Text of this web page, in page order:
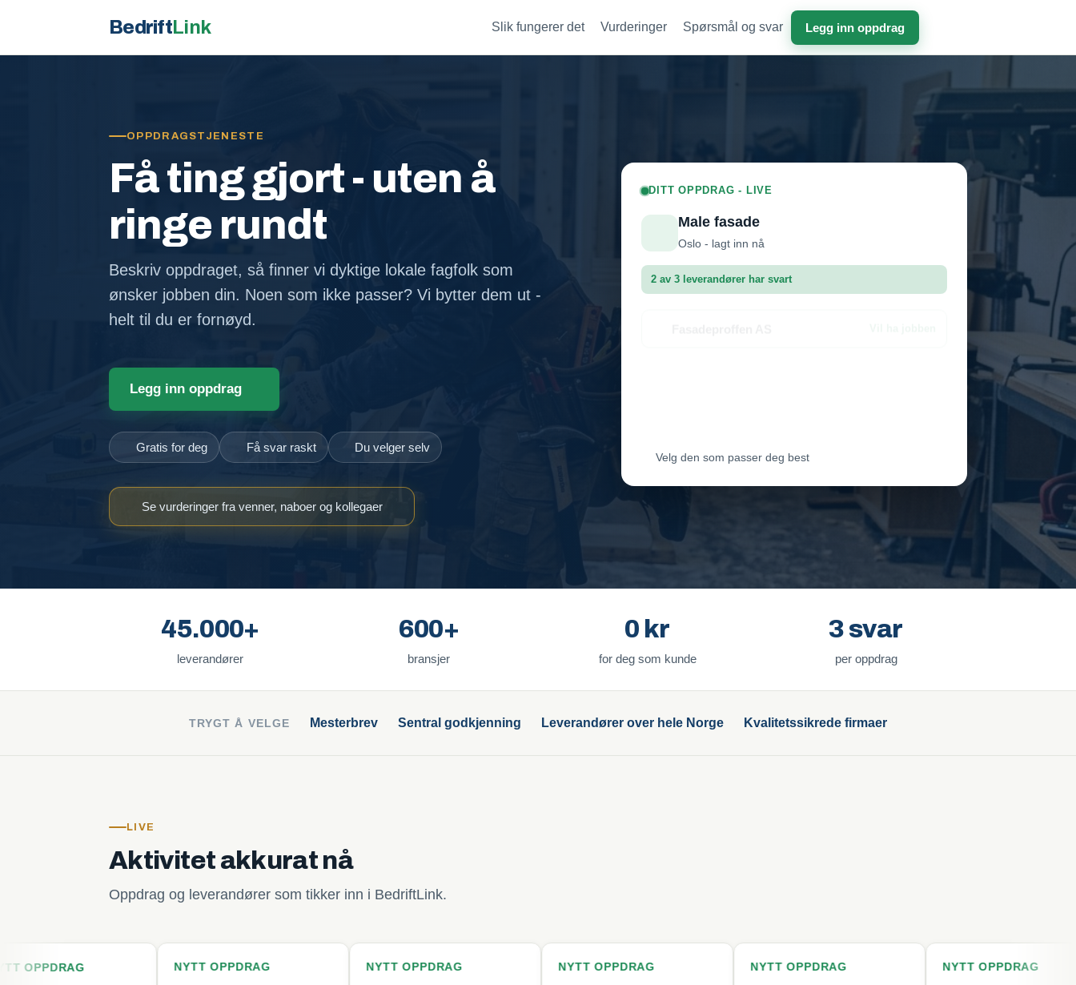
BedriftLink Slik fungerer det Vurderinger Spørsmål og svar Legg inn oppdrag
OPPDRAGSTJENESTE
Få ting gjort - uten å
ringe rundt
Beskriv oppdraget, så finner vi dyktige lokale fagfolk som
ønsker jobben din. Noen som ikke passer? Vi bytter dem ut -
helt til du er fornøyd.
Legg inn oppdrag
Gratis for deg Få svar raskt Du velger selv
Se vurderinger fra venner, naboer og kollegaer
DITT OPPDRAG - LIVE
Male fasade
Oslo - lagt inn nå
2 av 3 leverandører har svart
Velg den som passer deg best
45.000+
leverandører
600+
bransjer
0 kr
for deg som kunde
3 svar
per oppdrag
TRYGT Å VELGE Mesterbrev Sentral godkjenning Leverandører over hele Norge Kvalitetssikrede firmaer
LIVE
Aktivitet akkurat nå
Oppdrag og leverandører som tikker inn i BedriftLink.
NYTT OPPDRAG NYTT OPPDRAG NYTT OPPDRAG NYTT OPPDRAG NYTT OPPDRAG